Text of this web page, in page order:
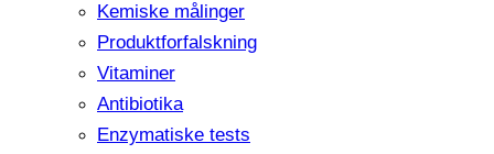
Kemiske målinger
Produktforfalskning
Vitaminer
Antibiotika
Enzymatiske tests